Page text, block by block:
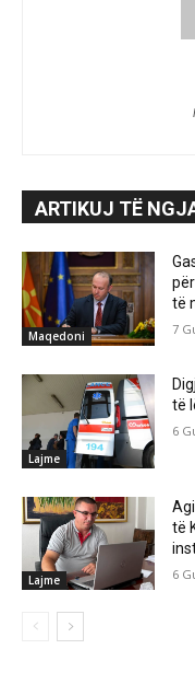
ARTIKUJ TË
Maqedoni
të
7
Lajme
të
6
Lajme
të
6